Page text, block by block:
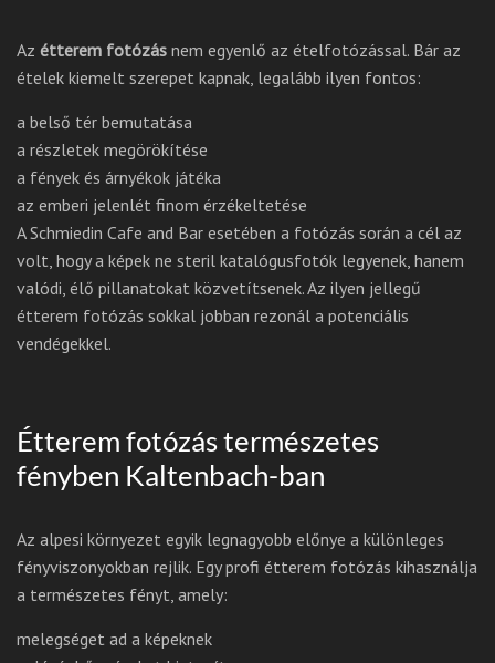
Az étterem fotózás nem egyenlő az ételfotózással. Bár az
ételek kiemelt szerepet kapnak, legalább ilyen fontos:
a belső tér bemutatása
a részletek megörökítése
a fények és árnyékok játéka
az emberi jelenlét finom érzékeltetése
A Schmiedin Cafe and Bar esetében a fotózás során a cél az
volt, hogy a képek ne steril katalógusfotók legyenek, hanem
valódi, élő pillanatokat közvetítsenek. Az ilyen jellegű
étterem fotózás sokkal jobban rezonál a potenciális
vendégekkel.
Étterem fotózás természetes
fényben Kaltenbach-ban
Az alpesi környezet egyik legnagyobb előnye a különleges
fényviszonyokban rejlik. Egy profi étterem fotózás kihasználja
a természetes fényt, amely:
melegséget ad a képeknek